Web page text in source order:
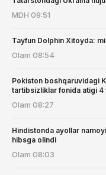
MDH 09:51
Tayfun Dolphin Xitoyda:
Olam 08:54
Pokiston boshqaruvidagi
tartibsizliklar fonida atigi
Olam 08:27
Hindistonda ayollar
hibsga olindi
Olam 08:03